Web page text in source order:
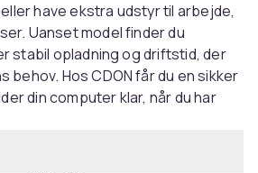
have ekstra udstyr til arbejde,
Uanset model finder du
stabil opladning og driftstid, der
behov. Hos CDON får du en sikker
din computer klar, når du har